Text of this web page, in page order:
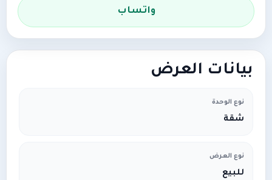
واتساب
بيانات العرض
نوع الوحدة
شقة
نوع العرض
للبيع